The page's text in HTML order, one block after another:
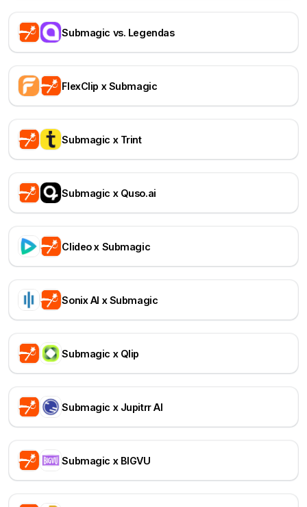
Submagic vs. Legendas
FlexClip x Submagic
Submagic x Trint
Submagic x Quso.ai
Clideo x Submagic
Sonix AI x Submagic
Submagic x Qlip
Submagic x Jupitrr AI
Submagic x BIGVU